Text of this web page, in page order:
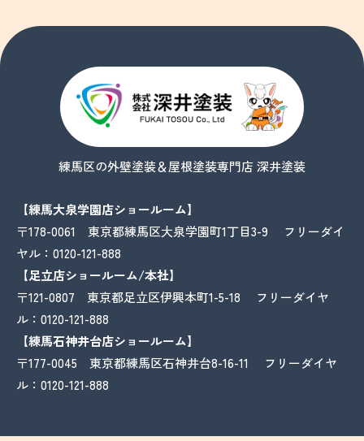
練馬区の外壁塗装＆屋根塗装専門店 深井塗装
【練馬大泉学園店ショールーム】
〒178-0061 東京都練馬区大泉学園町1丁目3-9 フリーダイ
ヤル： 0120-121-888
【足立店ショールーム/本社】
〒121-0807 東京都足立区伊興本町1-5-18 フリーダイヤ
ル： 0120-121-888
【練馬石神井台店ショールーム】
〒177-0045 東京都練馬区石神井台8-16-11 フリーダイヤ
ル： 0120-121-888